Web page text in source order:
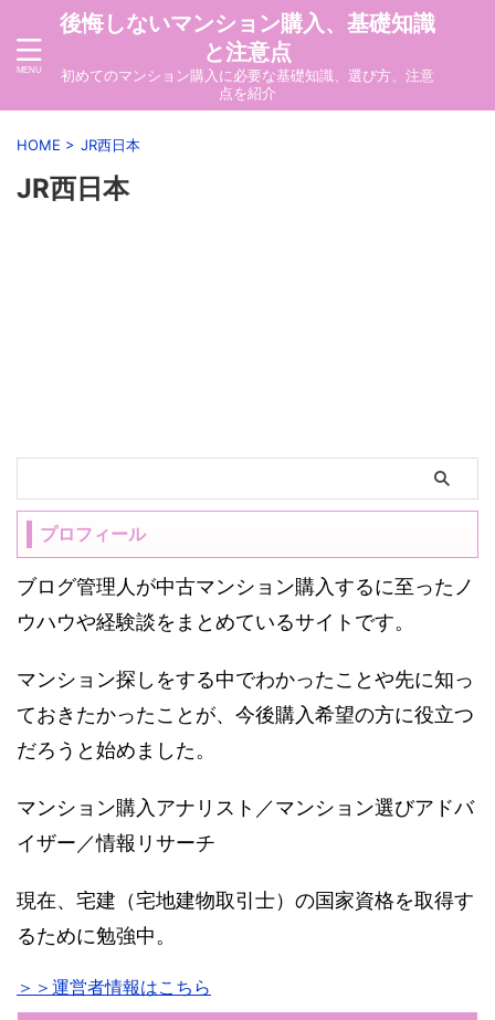
後悔しないマンション購入、基礎知識
と注意点
初めてのマンション購入に必要な基礎知識、選び方、注意
点を紹介
HOME > JR西日本
JR西日本
プロフィール
ブログ管理人が中古マンション購入するに至ったノ
ウハウや経験談をまとめているサイトです。
マンション探しをする中でわかったことや先に知っ
ておきたかったことが、今後購入希望の方に役立つ
だろうと始めました。
マンション購入アナリスト／マンション選びアドバ
イザー／情報リサーチ
現在、宅建（宅地建物取引士）の国家資格を取得す
るために勉強中。
＞＞運営者情報はこちら